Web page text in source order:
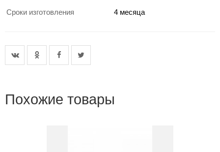
Сроки изготовления 4 месяца
Похожие товары